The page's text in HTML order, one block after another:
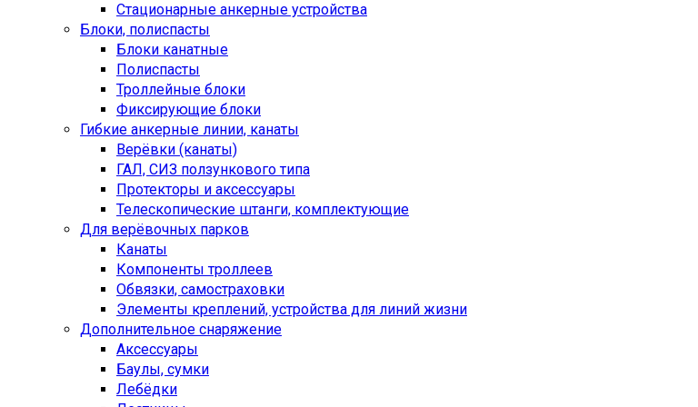
Стационарные анкерные устройства
Блоки, полиспасты
Блоки канатные
Полиспасты
Троллейные блоки
Фиксирующие блоки
Гибкие анкерные линии, канаты
Верёвки (канаты)
ГАЛ, СИЗ ползункового типа
Протекторы и аксессуары
Телескопические штанги, комплектующие
Для верёвочных парков
Канаты
Компоненты троллеев
Обвязки, самостраховки
Элементы креплений, устройства для линий жизни
Дополнительное снаряжение
Аксессуары
Баулы, сумки
Лебёдки